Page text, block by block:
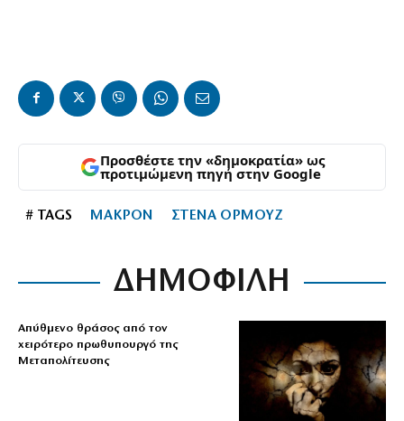
Προσθέστε την «δημοκρατία» ως
προτιμώμενη πηγή στην Google
# TAGS ΜΑΚΡΟΝ ΣΤΕΝΑ ΟΡΜΟΥΖ
ΔΗΜΟΦΙΛΗ
Απύθμενο θράσος από τον
χειρότερο πρωθυπουργό της
Μεταπολίτευσης